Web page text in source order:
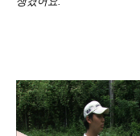
-골프선